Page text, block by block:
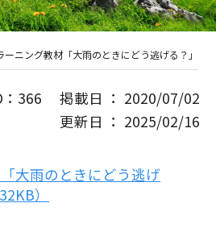
ニング教材「大雨のときにどう逃げる？」
：366 掲載日 ： 2020/07/02
更新日 ： 2025/02/16
大雨のときにどう逃げ
）